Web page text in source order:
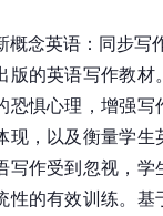
概念英语：同步写
版的英语写作教
恐惧心理，增强
现，以及衡量学生
写作受到忽视，学
性的有效训练。